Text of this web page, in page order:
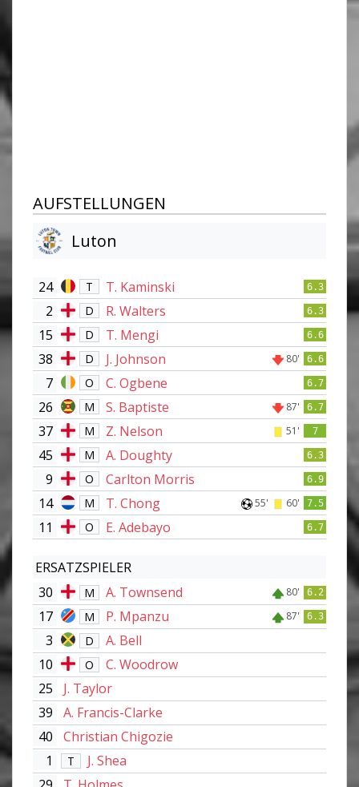
AUFSTELLUNGEN
Luton
24 T T. Kaminski 6.3
2 D R. Walters 6.3
15 D T. Mengi 6.6
38 D J. Johnson 80' 6.6
7 O C. Ogbene 6.7
26 M S. Baptiste 87' 6.7
37 M Z. Nelson 51' 7
45 M A. Doughty 6.3
9 O Carlton Morris 6.9
14 M T. Chong 55' 60' 7.5
11 O E. Adebayo 6.7
ERSATZSPIELER
30
M A. Townsend 80' 6.2
17 M P. Mpanzu 87' 6.3
3 D
A. Bell
10
O
C. Woodrow
25
J. Taylor
39
A. Francis-Clarke
40
Christian Chigozie
1
T
J. Shea